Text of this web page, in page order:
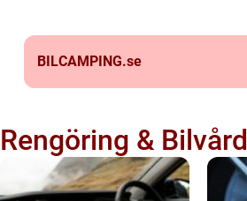
BILCAMPING.se
Rengöring & Bilvård